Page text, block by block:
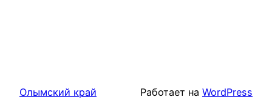
Олымский край Работает на WordPress